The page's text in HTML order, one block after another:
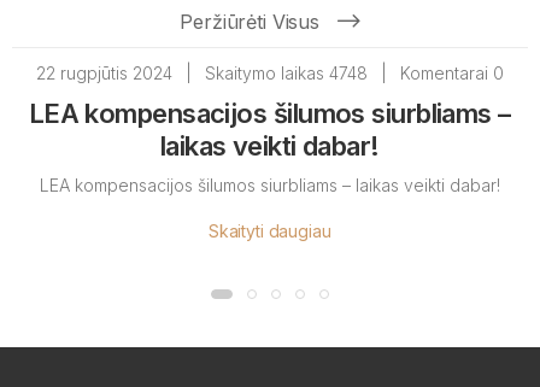
Peržiūrėti Visus
22 rugpjūtis 2024 Skaitymo laikas 4748 Komentarai 0
LEA kompensacijos šilumos siurbliams –
laikas veikti dabar!
LEA kompensacijos šilumos siurbliams – laikas veikti dabar!
Skaityti daugiau